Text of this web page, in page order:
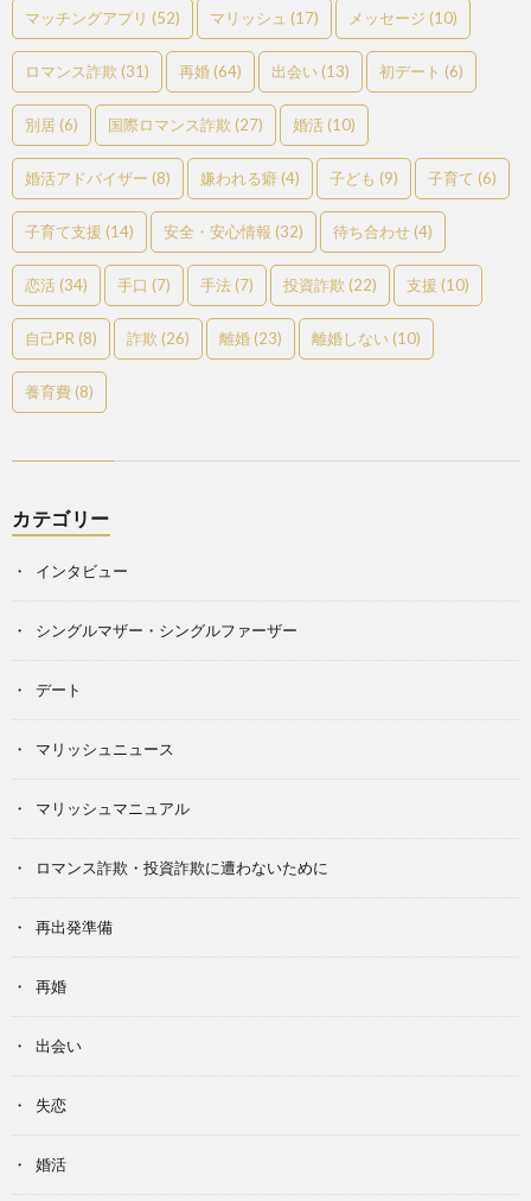
マッチングアプリ (52) マリッシュ (17) メッセージ (10)
ロマンス詐欺 (31) 再婚 (64) 出会い (13) 初デート (6)
別居 (6) 国際ロマンス詐欺 (27) 婚活 (10)
婚活アドバイザー (8) 嫌われる癖 (4) 子ども (9) 子育て (6)
子育て支援 (14) 安全・安心情報 (32) 待ち合わせ (4)
恋活 (34) 手口 (7) 手法 (7) 投資詐欺 (22) 支援 (10)
自己PR (8) 詐欺 (26) 離婚 (23) 離婚しない (10)
養育費 (8)
カテゴリー
インタビュー
シングルマザー・シングルファーザー
デート
マリッシュニュース
マリッシュマニュアル
ロマンス詐欺・投資詐欺に遭わないために
再出発準備
再婚
出会い
失恋
婚活